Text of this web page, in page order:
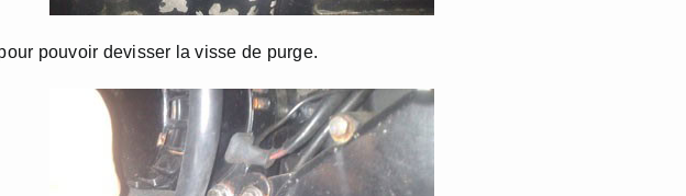
pouvoir devisser la visse de purge.